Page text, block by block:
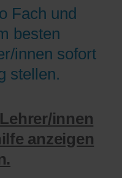
Fach und
besten
innen sofort
stellen.
innen
anzeigen